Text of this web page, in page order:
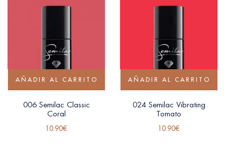
AÑADIR AL CARRITO
006 Semilac Classic
Coral
10.90€
AÑADIR AL CARRITO
024 Semilac Vibrating
Tomato
10.90€